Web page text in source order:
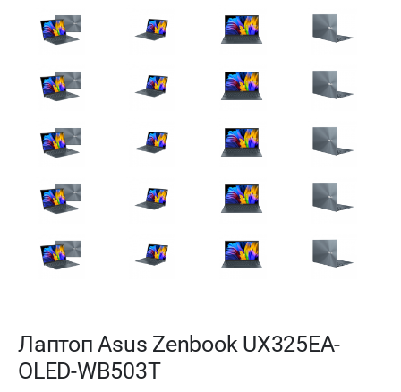
Лаптоп Asus Zenbook UX325EA-
OLED-WB503T